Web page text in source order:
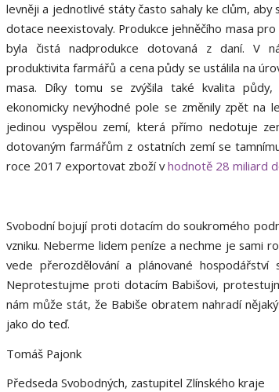
levněji a jednotlivé státy často sahaly ke clům, aby
dotace neexistovaly. Produkce jehněčího masa
byla čistá nadprodukce dotovaná z daní. V
produktivita farmářů a cena půdy se ustálila na
masa. Díky tomu se zvýšila také kvalita
ekonomicky nevýhodné pole se změnily zpět na
jedinou vyspělou zemí, která přímo nedotuje
dotovaným farmářům z ostatních zemí se
roce 2017 exportovat zboží vhodnotě 28 miliard
Svobodní bojují proti dotacím do soukromého
vzniku. Neberme lidem peníze a nechme je sami
vede přerozdělování a plánované
Neprotestujme proti dotacím Babišovi,
nám může stát, že Babiše obratem nahradí
jako do teď.
Tomáš Pajonk
Předseda Svobodných, zastupitel Zlínského kraje